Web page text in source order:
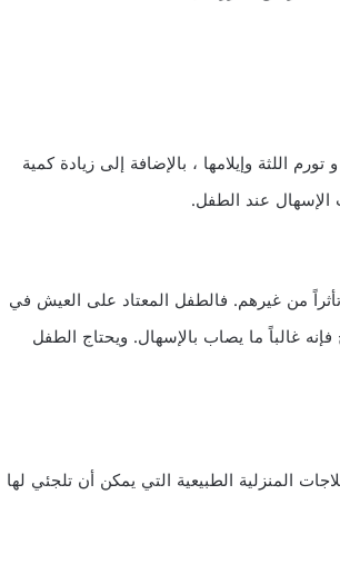
اللثة وإيلامها ، بالإضافة إلى زيادة كمية
الإسهال عند الطفل.
من غيرهم. فالطفل المعتاد على العيش في
غالباً ما يصاب بالإسهال. ويحتاج الطفل
المنزلية الطبيعية التي يمكن أن تلجئي لها